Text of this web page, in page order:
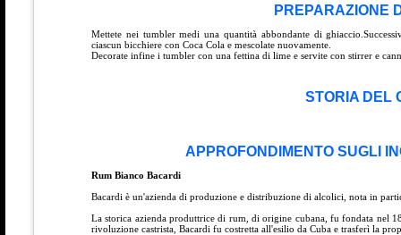
PREPARAZIONE
Mettete nei tumbler medi una quantità abbondante di
ciascun bicchiere con Coca Cola e mescolate nuovamente.
Decorate infine i tumbler con una fettina di lime e servite con stirrer e
STORIA DEL
APPROFONDIMENTO SUGLI
Rum Bianco Bacardi
Bacardi è un'azienda di produzione e distribuzione di alcolici, nota in
La storica azienda produttrice di rum, di origine cubana, fu fondata nel
rivoluzione castrista, Bacardi fu costretta all'esilio da Cuba e trasferì la